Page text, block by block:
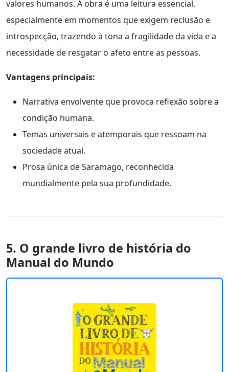
valores humanos. A obra é uma leitura essencial,
especialmente em momentos que exigem reclusão e
introspecção, trazendo à tona a fragilidade da vida e a
necessidade de resgatar o afeto entre as pessoas.
Vantagens principais:
Narrativa envolvente que provoca reflexão sobre a
condição humana.
Temas universais e atemporais que ressoam na
sociedade atual.
Prosa única de Saramago, reconhecida
mundialmente pela sua profundidade.
5. O grande livro de história do
Manual do Mundo